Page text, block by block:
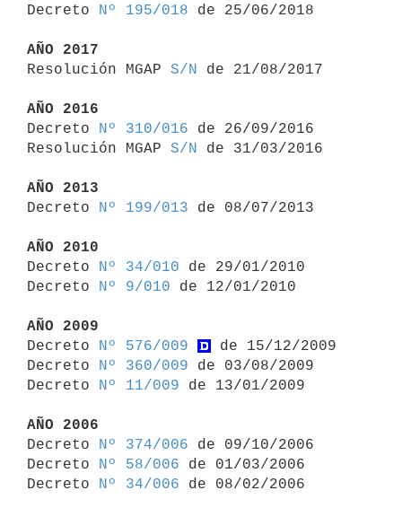
Decreto
Nº 195/018 de 25/06/2018
AÑO 2017
Resolución MGAP S/N de 21/08/2017
AÑO 2016
Decreto
Nº 310/016 de 26/09/2016
Resolución MGAP S/N de 31/03/2016
AÑO 2013
Decreto
Nº 199/013 de 08/07/2013
AÑO 2010
Decreto
Nº 34/010 de 29/01/2010
Decreto
Nº 9/010 de 12/01/2010
AÑO 2009
Decreto
Nº 576/009
de 15/12/2009
Decreto
Nº 360/009 de 03/08/2009
Decreto
Nº 11/009 de 13/01/2009
AÑO 2006
Decreto
Nº 374/006 de 09/10/2006
Decreto
Nº 58/006 de 01/03/2006
Decreto
Nº 34/006 de 08/02/2006